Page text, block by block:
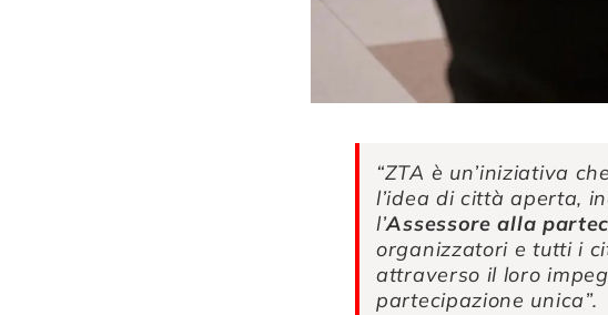
“ZTA è un’iniziativa
l’idea di città aperta,
l’Assessore alla
organizzatori e tutti i
attraverso il loro
partecipazione unica”.